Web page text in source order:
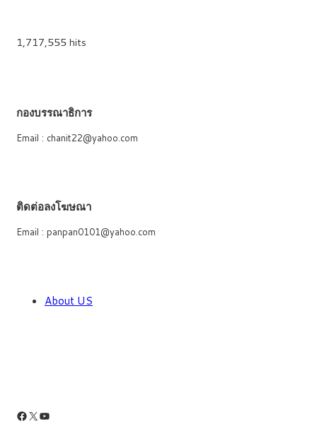
1,717,555 hits
กองบรรณาธิการ
Email : chanit22@yahoo.com
ติดต่อลงโฆษณา
Email : panpan0101@yahoo.com
About US
Facebook
X YouTube